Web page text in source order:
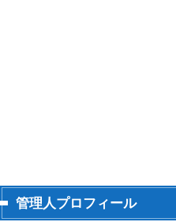
管理人プロフィール